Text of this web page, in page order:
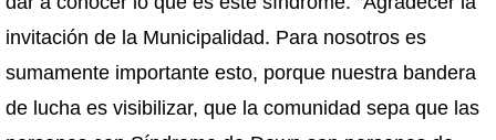
invitación de la Municipalidad. Para nosotros es
sumamente importante esto, porque nuestra bandera
de lucha es visibilizar, que la comunidad sepa que las